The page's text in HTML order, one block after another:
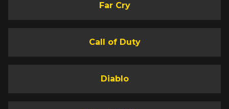
Far Cry
Call of Duty
Diablo